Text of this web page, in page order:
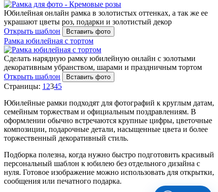
Юбилейная онлайн рамка в золотистых оттенках, а так же ее
украшают цветы роз, подарки и золотистый декор
Открыть шаблон
Вставить фото
Рамка юбилейная с тортом
Сделать нарядную рамку юбилейную онлайн с золотыми
декоративным убранством, шарами и праздничным тортом
Открыть шаблон
Вставить фото
Страницы: 1 2345
Юбилейные рамки подходят для фотографий к круглым датам,
семейным торжествам и официальным поздравлениям. В
оформлении обычно встречаются крупные цифры, цветочные
композиции, подарочные детали, насыщенные цвета и более
торжественный декоративный стиль.
Подборка полезна, когда нужно быстро подготовить красивый
персональный шаблон к юбилею без отдельного дизайна с
нуля. Готовое изображение можно использовать для открытки,
сообщения или печатного подарка.